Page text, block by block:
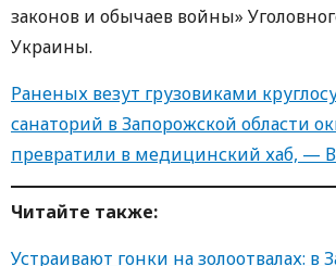
законов и обычаев войны»
Украины.
Раненых везут грузовиками
санаторий в Запорожской области
превратили в медицинский хаб, —
Читайте также:
Устраивают гонки на золоотвалах: в